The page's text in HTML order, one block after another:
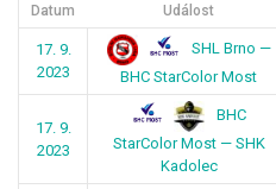
Datum Událost
17. 9.
2023
SHL Brno —
BHC StarColor Most
17. 9.
2023
BHC
StarColor Most — SHK
Kadolec